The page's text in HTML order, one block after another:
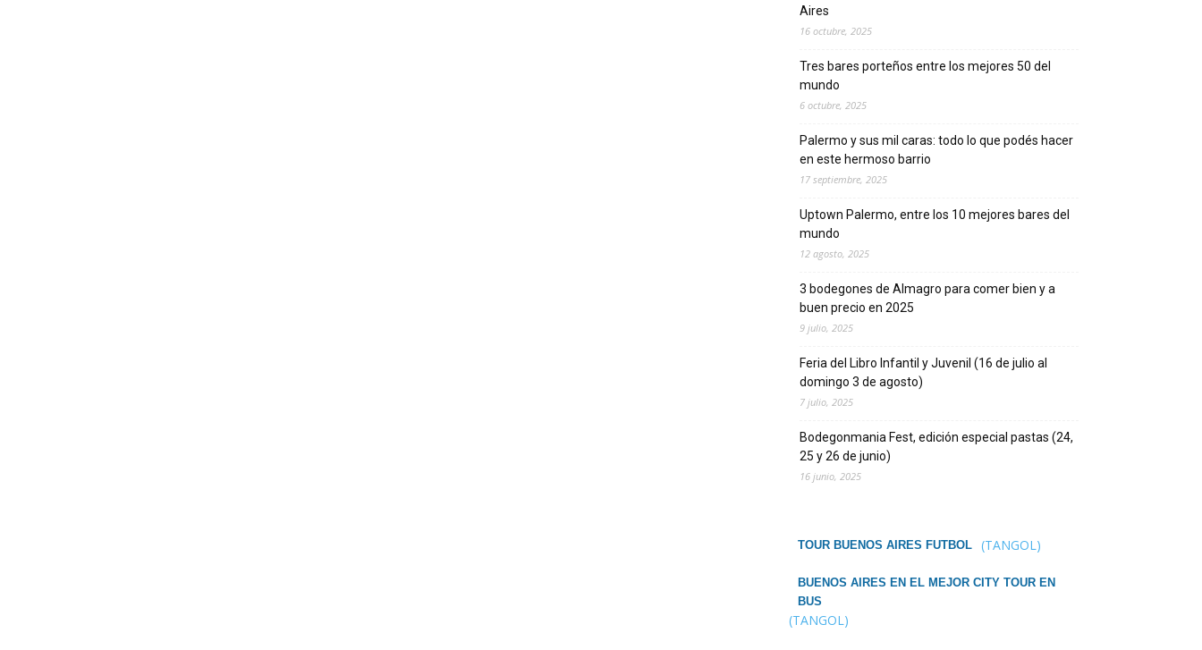
Aires
16 octubre, 2025
Tres bares porteños entre los mejores 50 del
mundo
6 octubre, 2025
Palermo y sus mil caras: todo lo que podés hacer
en este hermoso barrio
17 septiembre, 2025
Uptown Palermo, entre los 10 mejores bares del
mundo
12 agosto, 2025
3 bodegones de Almagro para comer bien y a
buen precio en 2025
9 julio, 2025
Feria del Libro Infantil y Juvenil (16 de julio al
domingo 3 de agosto)
7 julio, 2025
Bodegonmania Fest, edición especial pastas (24,
25 y 26 de junio)
16 junio, 2025
TOUR BUENOS AIRES FUTBOL (TANGOL)
BUENOS AIRES EN EL MEJOR CITY TOUR EN
BUS
(TANGOL)